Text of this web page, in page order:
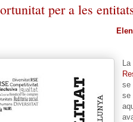
per a les
se
se